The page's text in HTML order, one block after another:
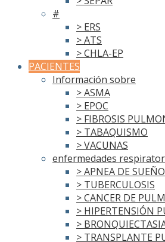
#
> ERS
> ATS
> CHLA-EP
PACIENTES
Información sobre
> ASMA
> EPOC
> FIBROSIS
> TABAQUISMO
> VACUNAS
enfermedades
> APNEA DE SUEÑO
> TUBERCULOSIS
> CANCER DE
> HIPERTENSIÓN
>
> TRANSPLANTE